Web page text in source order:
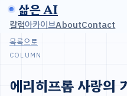
삶은 AI
칼럼아카이브AboutContact
목록으로
COLUMN
에리히프롬 사랑의